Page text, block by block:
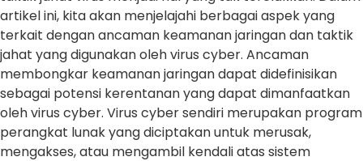
artikel ini, kita akan menjelajahi berbagai aspek yang
terkait dengan ancaman keamanan jaringan dan taktik
jahat yang digunakan oleh virus cyber. Ancaman
membongkar keamanan jaringan dapat didefinisikan
sebagai potensi kerentanan yang dapat dimanfaatkan
oleh virus cyber. Virus cyber sendiri merupakan program
perangkat lunak yang diciptakan untuk merusak,
mengakses, atau mengambil kendali atas sistem